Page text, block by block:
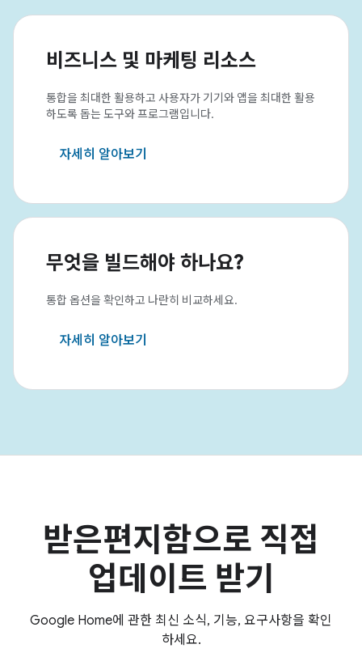
비즈니스 및 마케팅 리소스
통합을 최대한 활용하고 사용자가 기기와 앱을 최대한 활용
하도록 돕는 도구와 프로그램입니다.
자세히 알아보기
무엇을 빌드해야 하나요?
통합 옵션을 확인하고 나란히 비교하세요.
자세히 알아보기
받은편지함으로 직접
업데이트 받기
Google Home에 관한 최신 소식, 기능, 요구사항을 확인
하세요.